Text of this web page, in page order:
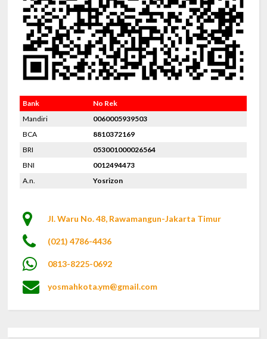
Bank
No Rek
Mandiri
0060005939503
BCA
8810372169
BRI
053001000026564
BNI
0012494473
A.n.
Yosrizon
Jl. Waru No. 48, Rawamangun-Jakarta Timur
(021) 4786-4436
0813-8225-0692
yosmahkota.ym@gmail.com